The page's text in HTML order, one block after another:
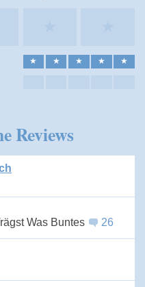
★ ★ ★ ★ ★
Reviews
Was Buntes
26